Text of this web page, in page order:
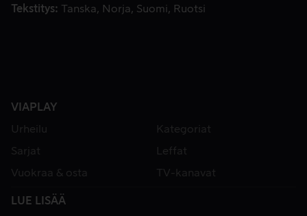
Tekstitys
Tanska Norja Suomi Ruotsi
VIAPLAY
Urheilu
Kategoriat
Sarjat
Leffat
Vuokraa & osta
TV-kanavat
LUE LISÄÄ